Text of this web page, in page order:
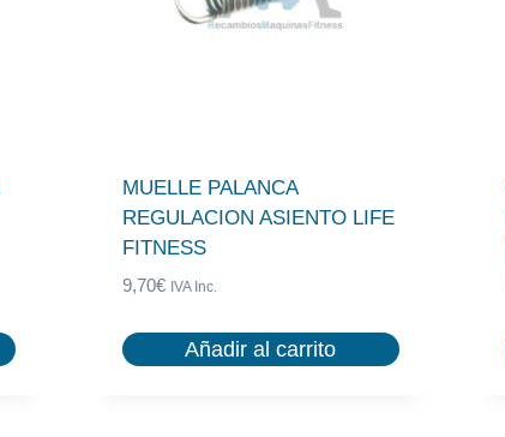
MUELLE PALANCA
REGULACION ASIENTO LIFE
FITNESS
9,70€ IVA Inc.
Añadir al carrito